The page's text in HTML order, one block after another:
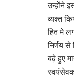
उन्होंने
व्यक्त
हित मे
निर्णय
बढ़े हुए
स्वयंसेवक